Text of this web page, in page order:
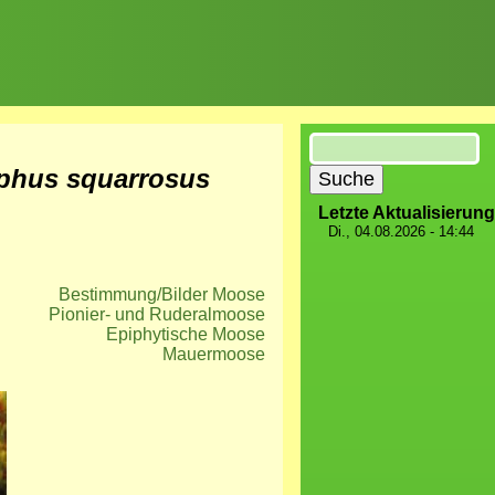
squarrosus
Bestimmung/Bilder Moose
Pionier- und Ruderalmoose
Epiphytische Moose
Mauermoose
Suche
Letzte Aktualisierung
Di., 04.08.2026 - 14:44